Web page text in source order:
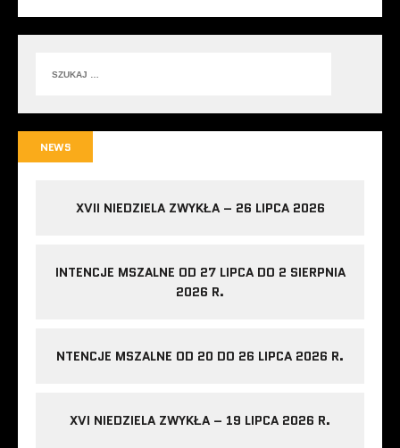
NEWS
XVII NIEDZIELA ZWYKŁA – 26 LIPCA 2026
INTENCJE MSZALNE OD 27 LIPCA DO 2 SIERPNIA
2026 R.
NTENCJE MSZALNE OD 20 DO 26 LIPCA 2026 R.
XVI NIEDZIELA ZWYKŁA – 19 LIPCA 2026 R.